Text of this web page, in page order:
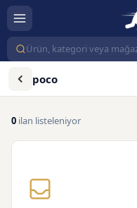
poco
0 ilan listeleniyor